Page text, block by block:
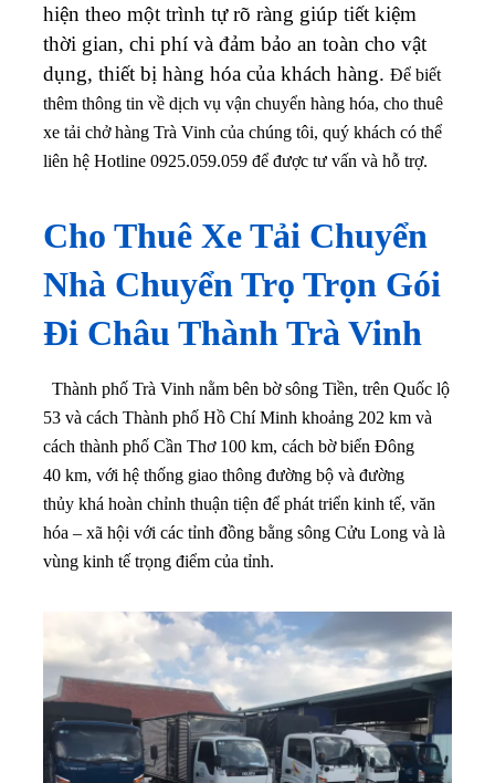
hiện theo một trình tự rõ ràng giúp tiết kiệm
thời gian, chi phí và đảm bảo an toàn cho vật
dụng, thiết bị hàng hóa của khách hàng. Để biết
thêm thông tin về dịch vụ vận chuyển hàng hóa, cho thuê
xe tải chở hàng Trà Vinh của chúng tôi, quý khách có thể
liên hệ Hotline 0925.059.059 để được tư vấn và hỗ trợ.
Cho Thuê Xe Tải Chuyển
Nhà Chuyển Trọ Trọn Gói
Đi Châu Thành Trà Vinh
Thành phố Trà Vinh nằm bên bờ sông Tiền, trên Quốc lộ
53 và cách Thành phố Hồ Chí Minh khoảng 202 km và
cách thành phố Cần Thơ 100 km, cách bờ biển Đông
40 km, với hệ thống giao thông đường bộ và đường
thủy khá hoàn chỉnh thuận tiện để phát triển kinh tế, văn
hóa – xã hội với các tỉnh đồng bằng sông Cửu Long và là
vùng kinh tế trọng điểm của tỉnh.